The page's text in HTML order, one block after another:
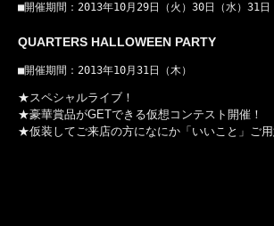
■開催期間：2013年10月29日（火）30日（水）31日
QUARTERS HALLOWEEN PARTY
■開催期間：2013年10月31日（木）
★スペシャルライブ！
★豪華賞品がGETできる仮想コンテスト開催！
★仮装してご来店の方になにか「いいこと」ご用